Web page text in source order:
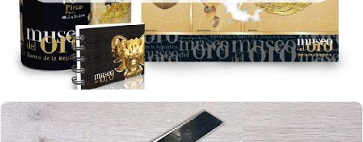
tamaño que quieras y con la cantidad de fichas que desees